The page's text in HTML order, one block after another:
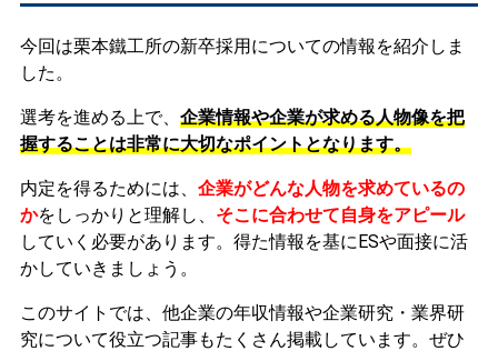
今回は栗本鐵工所の新卒採用についての情報を紹介しま
した。
選考を進める上で、 企業情報や企業が求める人物像を把
握することは非常に大切なポイントとなります。
内定を得るためには、 企業がどんな人物を求めているの
かをしっかりと理解し、 そこに合わせて自身をアピール
していく必要があります。 得た情報を基にESや面接に活
かしていきましょう。
このサイトでは、他企業の年収情報や企業研究・業界研
究について役立つ記事もたくさん掲載しています。ぜひ